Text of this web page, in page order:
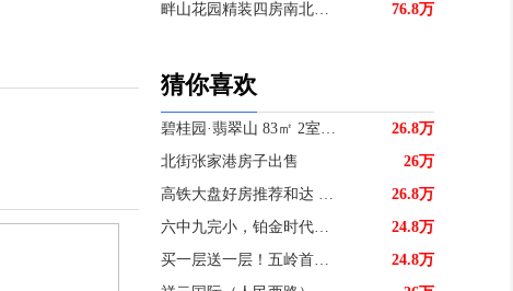
76.8万
畔山花园精装四房南北通捡漏价！
猜你喜欢
26.8万
碧桂园·翡翠山 83㎡ 2室2厅
26万
北街张家港房子出售
26.8万
高铁大盘好房推荐和达 刚需三房
24.8万
六中九完小，铂金时代中层54平1
24.8万
买一层送一层！五岭首府看五岭阁双